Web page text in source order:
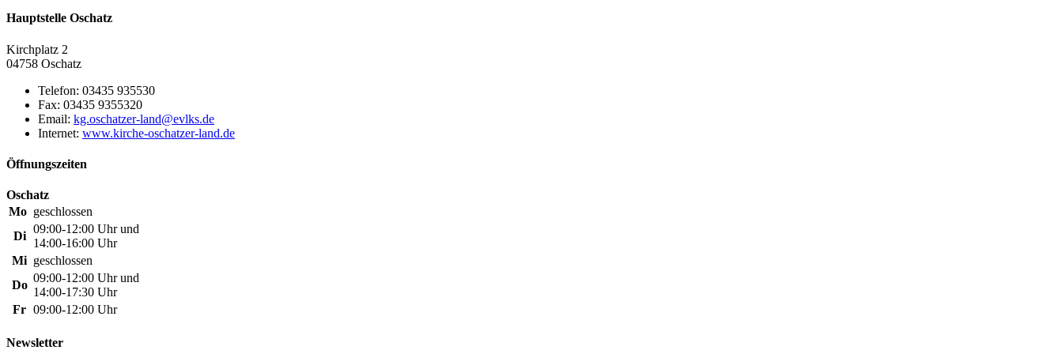
Hauptstelle Oschatz
Kirchplatz 2
04758 Oschatz
Telefon: 03435 935530
Fax: 03435 9355320
Email:
Internet: www.kirche-oschatzer-land.de
Öffnungszeiten
Oschatz
Mo geschlossen
Di
09:00-12:00 Uhr und
14:00-16:00 Uhr
Mi geschlossen
Do
09:00-12:00 Uhr und
14:00-17:30 Uhr
Fr 09:00-12:00 Uhr
Newsletter